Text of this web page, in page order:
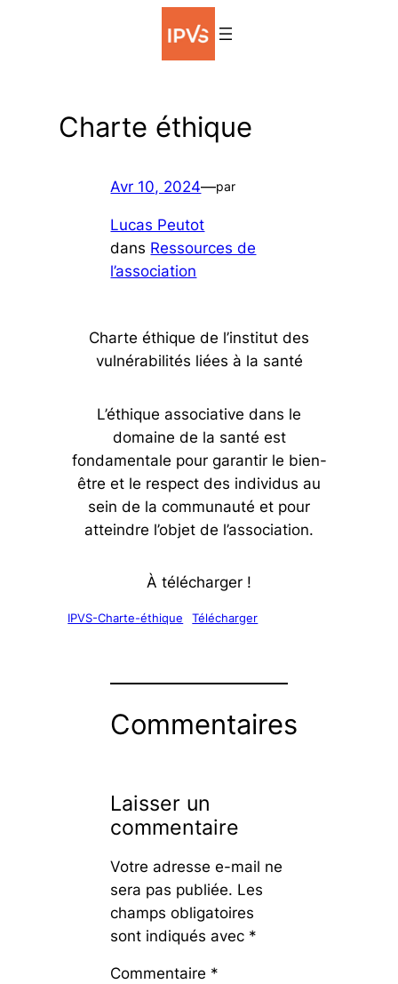
Charte éthique
Avr 10, 2024—par
Lucas Peutot
dans Ressources de
l’association
Charte éthique de l’institut des
vulnérabilités liées à la santé
L’éthique associative dans le
domaine de la santé est
fondamentale pour garantir le bien-
être et le respect des individus au
sein de la communauté et pour
atteindre l’objet de l’association.
À télécharger !
IPVS-Charte-éthique Télécharger
Commentaires
Laisser un
commentaire
Votre adresse e-mail ne
sera pas publiée. Les
champs obligatoires
sont indiqués avec *
Commentaire *